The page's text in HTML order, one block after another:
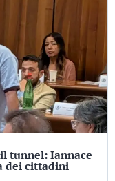
tunnel: Iannace
dei cittadini